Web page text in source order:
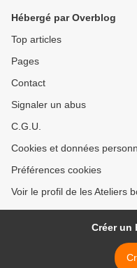
Hébergé par Overblog
Top articles
Pages
Contact
Signaler un abus
C.G.U.
Cookies et données
Préférences cookies
Voir le profil de les Ateliers
Créer un